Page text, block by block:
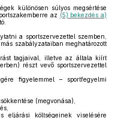
különösen súlyos megsértése
az (5) bekezdés a)
a sportszervezettel szemben,
szabályzataiban meghatározott
tagjaival, illetve az általa kiírt
részt vevő sportszervezettel
figyelemmel – sportfegyelmi
(megvonása),
eljárási költségeinek viselésére